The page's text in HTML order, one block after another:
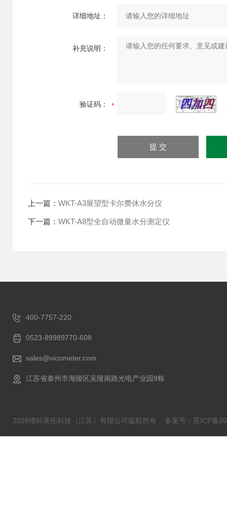
详细地址：
补充说明：
验证码：
上一篇： WKT-A3展望型卡尔费休水分仪
下一篇： WKT-A8型全自动微量水分测定仪
400-7757-220
0523-89989770-608
sales@vicometer.com
江苏省泰州市海陵区吴陵南路光电产业园9栋
2026维科美拓科技（江苏）有限公司版权所有 备案号：苏ICP备